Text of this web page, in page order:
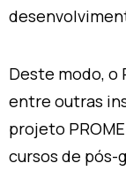
Deste modo, o
entre outras
projeto
cursos de pós-